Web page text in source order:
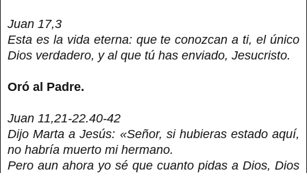
Juan 17,3
Esta es la vida eterna: que te conozcan a ti, el único
Dios verdadero, y al que tú has enviado, Jesucristo.
Oró al Padre.
Juan 11,21-22.40-42
Dijo Marta a Jesús: «Señor, si hubieras estado aquí,
no habría muerto mi hermano.
Pero aun ahora yo sé que cuanto pidas a Dios, Dios